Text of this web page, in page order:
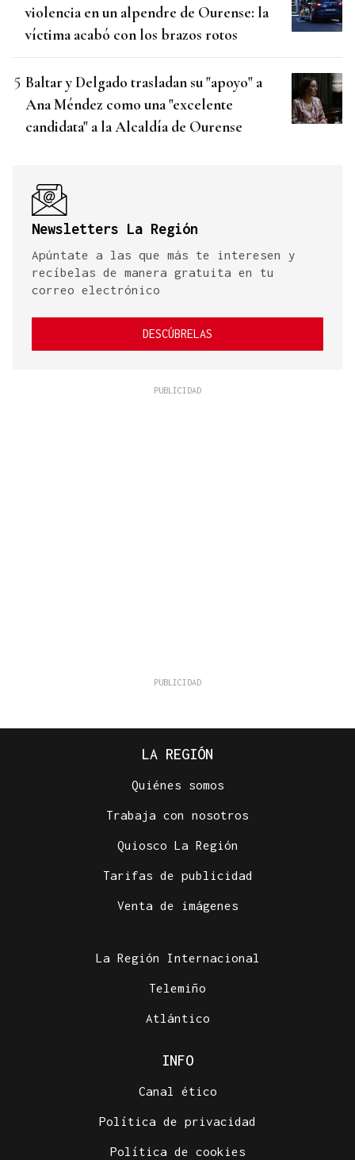
violencia en un alpendre de Ourense: la
víctima acabó con los brazos rotos
Baltar y Delgado trasladan su "apoyo" a
Ana Méndez como una "excelente
candidata" a la Alcaldía de Ourense
Newsletters La Región
Apúntate a las que más te interesen y
recíbelas de manera gratuita en tu
correo electrónico
DESCÚBRELAS
LA REGIÓN
Quiénes somos
Trabaja con nosotros
Quiosco La Región
Tarifas de publicidad
Venta de imágenes
La Región Internacional
Telemiño
Atlántico
INFO
Canal ético
Política de privacidad
Política de cookies